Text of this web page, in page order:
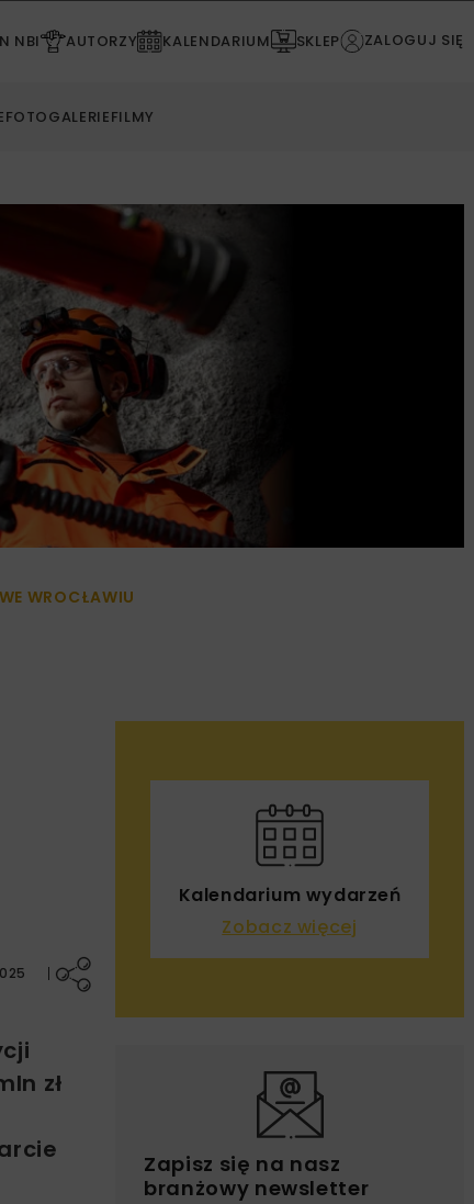
NBI AUTORZY KALENDARIUM SKLEP ZALOGUJ SIĘ
FOTOGALERIEFILMY
WROCŁAWIU
zł
Kalendarium wydarzeń
Zobacz więcej
Zapisz się na nasz
branżowy newsletter